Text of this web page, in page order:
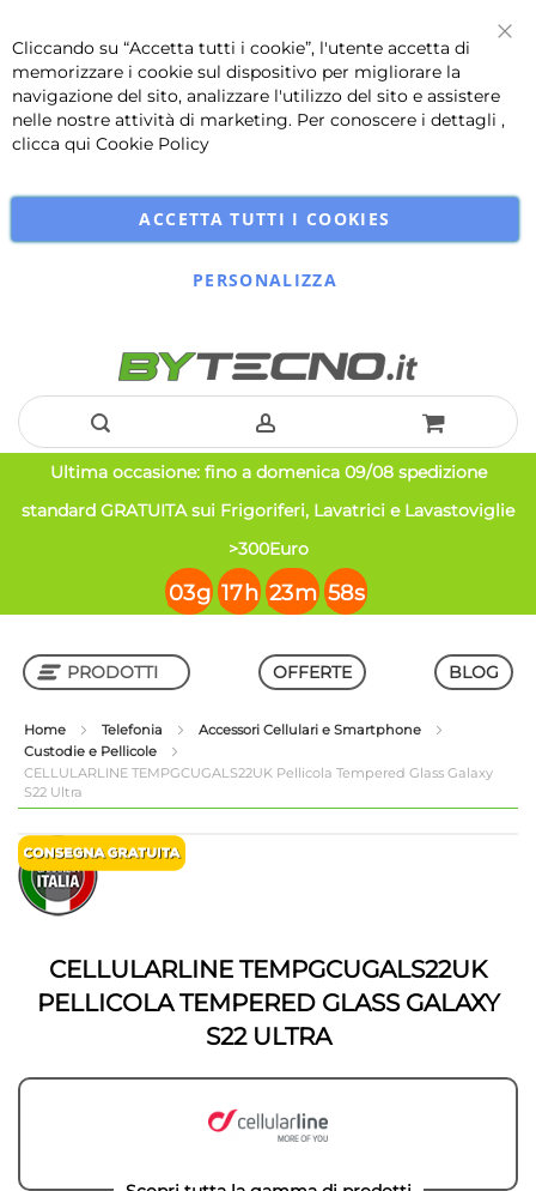
Cliccando su “Accetta tutti i cookie”, l'utente accetta di
memorizzare i cookie sul dispositivo per migliorare la
navigazione del sito, analizzare l'utilizzo del sito e assistere
nelle nostre attività di marketing. Per conoscere i dettagli ,
clicca qui Cookie Policy
ACCETTA TUTTI I COOKIES
PERSONALIZZA
Salta
al
Ultima occasione: fino a domenica 09/08 spedizione
standard GRATUITA sui Frigoriferi, Lavatrici e Lavastoviglie
>300Euro
03g 17h 23m 58s
PRODOTTI
Shop in Shop
OFFERTE BLOG
Home Telefonia
Accessori Cellulari e Smartphone
Custodie e Pellicole
CELLULARLINE TEMPGCUGALS22UK Pellicola Tempered Glass Galaxy
S22 Ultra
Vai
alla
fine
della
Vai
all'inizio
della
galleria
immagini
CELLULARLINE TEMPGCUGALS22UK
PELLICOLA TEMPERED GLASS GALAXY
S22 ULTRA